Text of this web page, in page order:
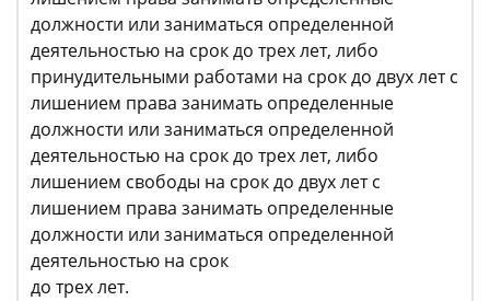
должности или заниматься определенной
деятельностью на срок до трех лет, либо
принудительными работами на срок до двух лет с
лишением права занимать определенные
должности или заниматься определенной
деятельностью на срок до трех лет, либо
лишением свободы на срок до двух лет с
лишением права занимать определенные
должности или заниматься определенной
деятельностью на срок
до трех лет.